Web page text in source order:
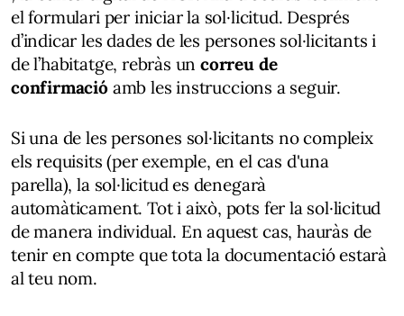
el formulari per iniciar la sol·licitud. Després
d’indicar les dades de les persones sol·licitants i
de l’habitatge, rebràs uncorreu de
confirmacióamb les instruccions a seguir.
Si una de les persones sol·licitants no compleix
els requisits (per exemple, en el cas d'una
parella), la sol·licitud es denegarà
automàticament. Tot i això, pots fer la sol·licitud
de manera individual. En aquest cas, hauràs de
tenir en compte que tota la documentació estarà
al teu nom.